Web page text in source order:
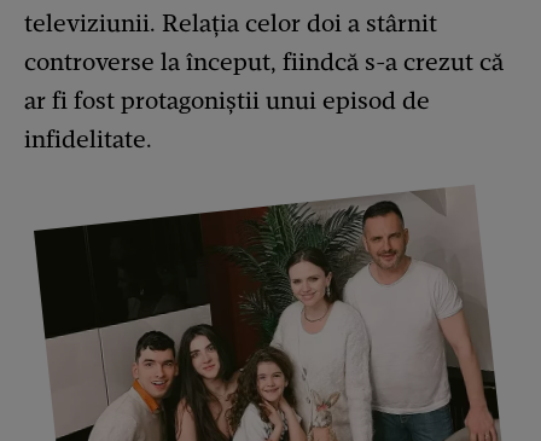
televiziunii. Relația celor doi a stârnit
controverse la început, fiindcă s-a crezut că
ar fi fost protagoniștii unui episod de
infidelitate.